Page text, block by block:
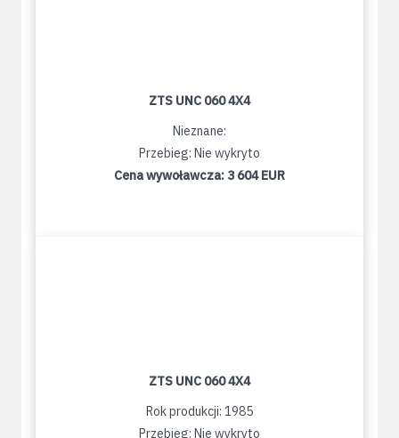
ZTS UNC 060 4X4
Nieznane:
Przebieg: Nie wykryto
Cena wywoławcza: 3 604 EUR
ZTS UNC 060 4X4
Rok produkcji: 1985
Przebieg: Nie wykryto